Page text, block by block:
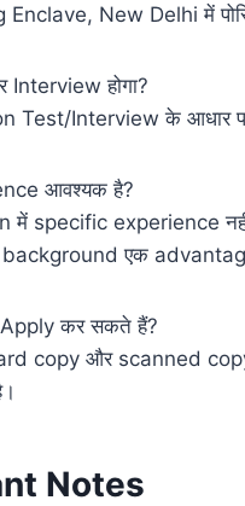
New Delhi में
Interview होगा?
Test/Interview के आधार पर
आवश्यक है?
specific experience नहीं
एक
Apply कर सकते हैं?
copy और scanned
Notes